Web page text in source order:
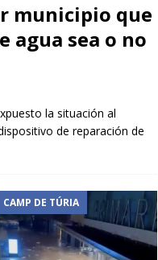
municipio que
agua sea o no
la situación al
de reparación de
CAMP DE TÚRIA